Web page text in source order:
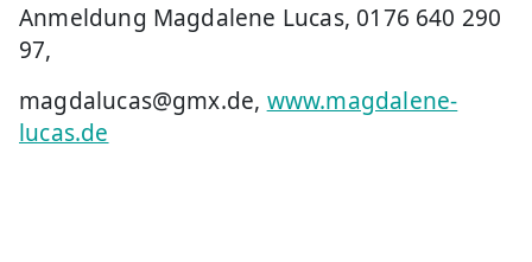
Anmeldung Magdalene Lucas, 0176 640 290
97,
magdalucas@gmx.de, www.magdalene-
lucas.de